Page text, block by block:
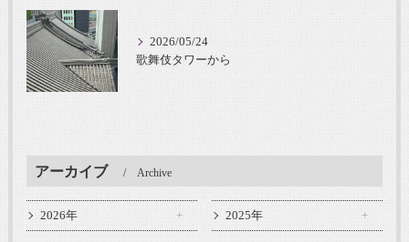
2026/05/24
歌舞伎タワーから
アーカイブ Archive
2026年 2025年